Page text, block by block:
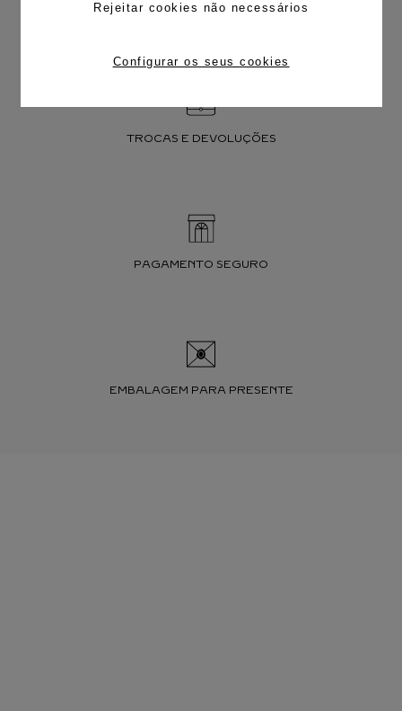
Rejeitar cookies não necessários
Configurar os seus cookies
FRETE CORTESIA
TROCAS E DEVOLUÇÕES
PAGAMENTO SEGURO
EMBALAGEM PARA PRESENTE